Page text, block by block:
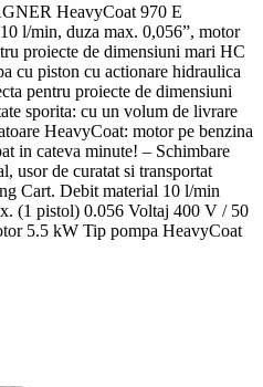
HeavyCoat 970 E
l/min, duza max. 0,056”, motor
proiecte de dimensiuni mari HC
cu piston cu actionare hidraulica
pentru proiecte de dimensiuni
sporita: cu un volum de livrare
HeavyCoat: motor pe benzina
in cateva minute! – Schimbare
usor de curatat si transportat
Cart. Debit material 10 l/min
(1 pistol) 0.056 Voltaj 400 V / 50
5.5 kW Tip pompa HeavyCoat